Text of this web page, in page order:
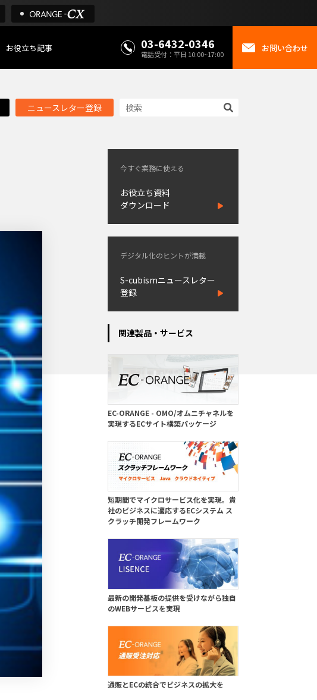
お役立ち記事 03-6432-0346
電話受付：平日 10:00~17:00
お問い合わせ
ニュースレター登録
今すぐ業務に使える
お役立ち資料
ダウンロード
デジタル化のヒントが満載
S-cubismニュースレター
登録
関連製品・サービス
EC-ORANGE - OMO/オムニチャネルを
実現するECサイト構築パッケージ
短期間でマイクロサービス化を実現。貴
社のビジネスに適応するECシステム ス
クラッチ開発フレームワーク
最新の開発基板の提供を受けながら独自
のWEBサービスを実現
通販とECの統合でビジネスの拡大を